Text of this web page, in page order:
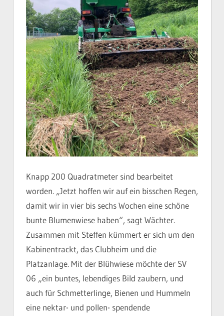
Knapp 200 Quadratmeter sind bearbeitet
worden. „Jetzt hoffen wir auf ein bisschen Regen,
damit wir in vier bis sechs Wochen eine schöne
bunte Blumenwiese haben“, sagt Wächter.
Zusammen mit Steffen kümmert er sich um den
Kabinentrackt, das Clubheim und die
Platzanlage. Mit der Blühwiese möchte der SV
06 „ein buntes, lebendiges Bild zaubern, und
auch für Schmetterlinge, Bienen und Hummeln
eine nektar- und pollen- spendende